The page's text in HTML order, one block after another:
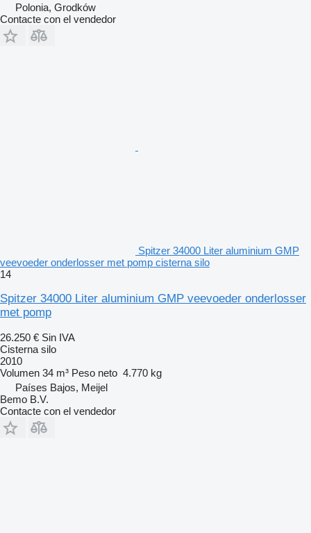
Polonia, Grodków
Contacte con el vendedor
Spitzer 34000 Liter aluminium GMP
veevoeder onderlosser met pomp cisterna silo
14
Spitzer 34000 Liter aluminium GMP veevoeder onderlosser
met pomp
26.250 € Sin IVA
Cisterna silo
2010
Volumen 34 m³ Peso neto 4.770 kg
Países Bajos, Meijel
Bemo B.V.
Contacte con el vendedor